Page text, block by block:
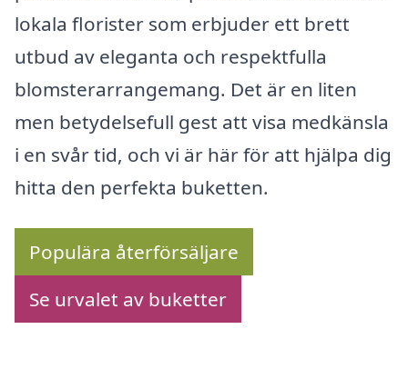
lokala florister som erbjuder ett brett
utbud av eleganta och respektfulla
blomsterarrangemang. Det är en liten
men betydelsefull gest att visa medkänsla
i en svår tid, och vi är här för att hjälpa dig
hitta den perfekta buketten.
Populära återförsäljare
Se urvalet av buketter